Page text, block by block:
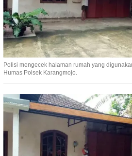
Polisi mengecek halaman rumah yang
Humas Polsek Karangmojo.